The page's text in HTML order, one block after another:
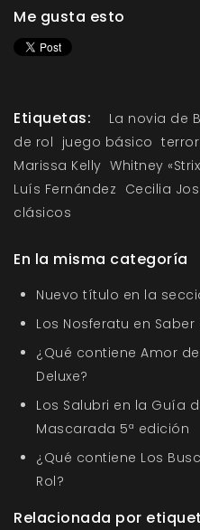
Me gusta esto
Etiquetas: La novia de
de rol juego básico terror
Marissa Kelly Whitney
Luís Fernández Cecilia
clásicos
En la misma categoría
Nuevo título en la
Los Nosferatu en
¿Qué contiene Amor
Deluxe?
Los Salubri en la Guía
Mascarada 5ª edición
¿Qué contiene Los
Rol?
Relacionada por